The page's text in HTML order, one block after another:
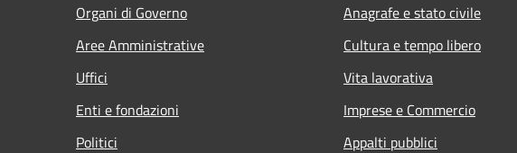
Organi di Governo
Aree Amministrative
Uffici
Enti e fondazioni
Politici
Anagrafe e stato civile
Cultura e tempo libero
Vita lavorativa
Imprese e Commercio
Appalti pubblici